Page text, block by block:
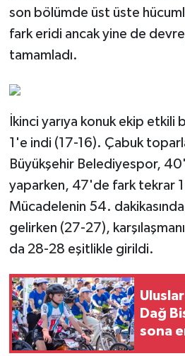
son bölümde üst üste
fark eridi ancak yine de
tamamladı.
İkinci yarıya konuk ekip
1'e indi (17-16). Çabuk
Büyükşehir Belediyespor,
yaparken, 47'de fark tekrar
Mücadelenin 54.
gelirken (27-27),
da 28-28 eşitlikle girildi.
Dağ
sona